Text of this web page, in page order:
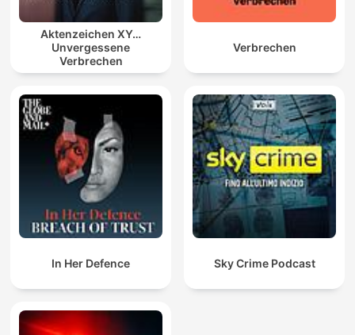
Aktenzeichen XY…
Unvergessene
Verbrechen
Verbrechen
In Her Defence Sky Crime Podcast